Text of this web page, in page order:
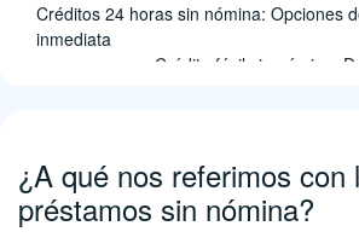
Créditos 24 horas sin nómina: Opciones
inmediata
Crédito fácil sin nómina:
Préstamos sin intereses sin
¿A qué nos referimos con
préstamos sin nómina?